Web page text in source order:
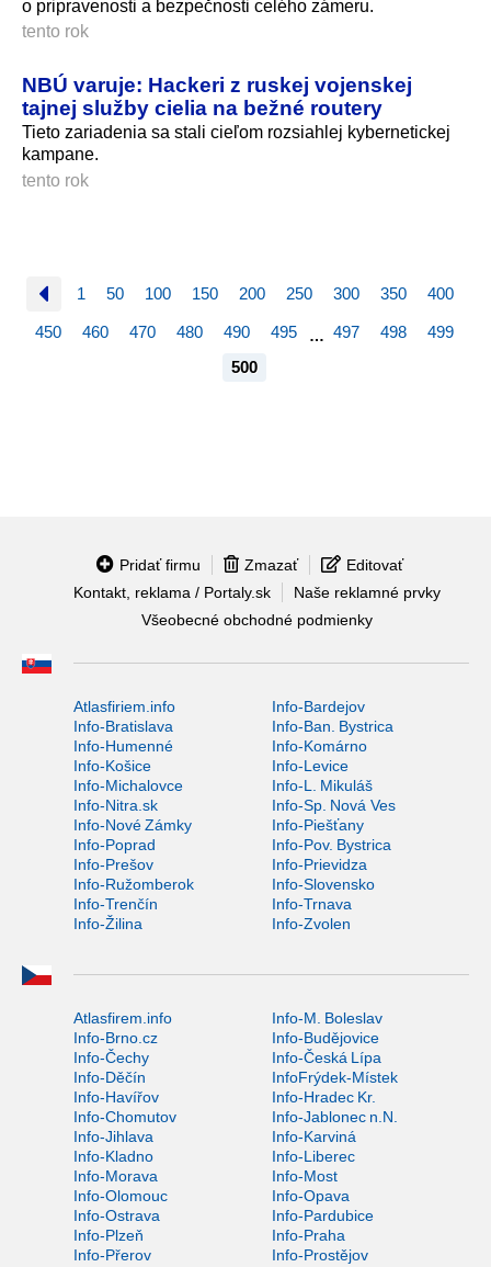
o pripravenosti a bezpečnosti celého zámeru.
tento rok
NBÚ varuje: Hackeri z ruskej vojenskej
tajnej služby cielia na bežné routery
Tieto zariadenia sa stali cieľom rozsiahlej kybernetickej
kampane.
tento rok
1 50 100 150 200 250 300 350 400
450 460 470 480 490 495 … 497 498
499
500
Pridať firmu Zmazať
Editovať
Kontakt, reklama / Portaly.sk
Naše reklamné prvky
Všeobecné obchodné podmienky
Atlasfiriem.info
Info-Bardejov
Info-Bratislava
Info-Ban. Bystrica
Info-Humenné
Info-Komárno
Info-Košice
Info-Levice
Info-Michalovce
Info-L. Mikuláš
Info-Nitra.sk
Info-Sp. Nová Ves
Info-Nové Zámky
Info-Piešťany
Info-Poprad
Info-Pov. Bystrica
Info-Prešov
Info-Prievidza
Info-Ružomberok
Info-Slovensko
Info-Trenčín
Info-Trnava
Info-Žilina
Info-Zvolen
Atlasfirem.info
Info-M. Boleslav
Info-Brno.cz
Info-Budějovice
Info-Čechy
Info-Česká Lípa
Info-Děčín
InfoFrýdek-Místek
Info-Havířov
Info-Hradec Kr.
Info-Chomutov
Info-Jablonec n.N.
Info-Jihlava
Info-Karviná
Info-Kladno
Info-Liberec
Info-Morava
Info-Most
Info-Olomouc
Info-Opava
Info-Ostrava
Info-Pardubice
Info-Plzeň
Info-Praha
Info-Přerov
Info-Prostějov